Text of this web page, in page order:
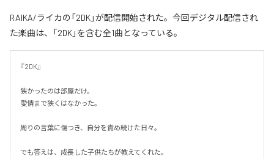
RAIKA/ライカの「2DK」が配信開始された。今回デジタル配信され
た楽曲は、「2DK」を含む全1曲となっている。
『2DK』
狭かったのは部屋だけ。
愛情まで狭くはなかった。
周りの言葉に傷つき、自分を責め続けた日々。
でも答えは、成長した子供たちが教えてくれた。